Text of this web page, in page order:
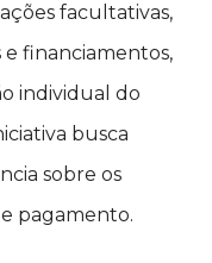
facultativas,
financiamentos,
individual do
busca
sobre os
pagamento.